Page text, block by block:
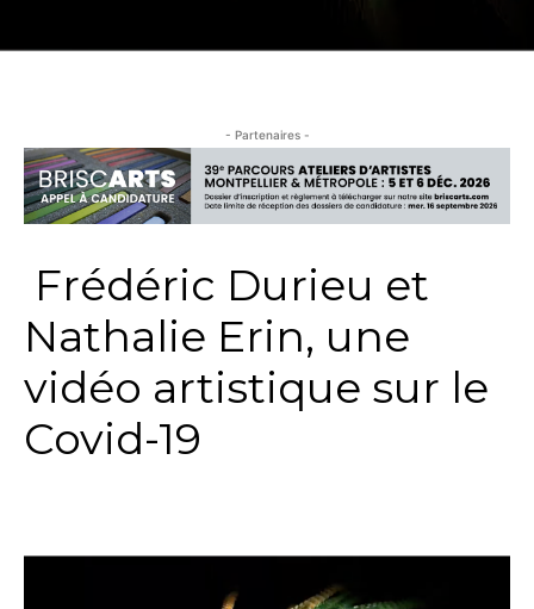
- Partenaires -
Frédéric Durieu et
Nathalie Erin, une
vidéo artistique sur le
Covid-19